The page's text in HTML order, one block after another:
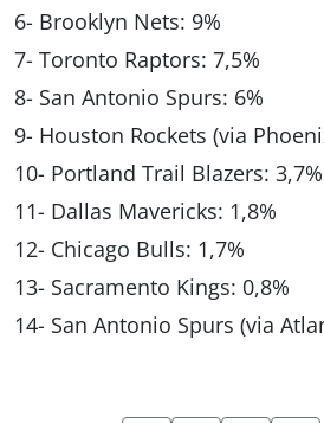
6- Brooklyn Nets: 9%
7- Toronto Raptors: 7,5%
8- San Antonio Spurs: 6%
9- Houston Rockets (via
10- Portland Trail Blazers: 3,7%
11- Dallas Mavericks: 1,8%
12- Chicago Bulls: 1,7%
13- Sacramento Kings: 0,8%
14- San Antonio Spurs (via